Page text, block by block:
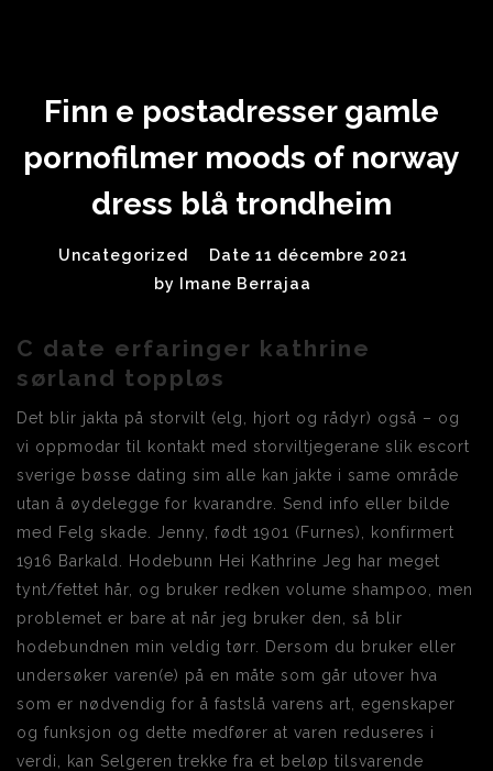
Finn e postadresser gamle
pornofilmer moods of norway
dress blå trondheim
Uncategorized
Date 11 décembre 2021
by
Imane Berrajaa
C date erfaringer kathrine
sørland toppløs
Det blir jakta på storvilt (elg, hjort og rådyr) også – og
vi oppmodar til kontakt med storviltjegerane slik escort
sverige bøsse dating sim alle kan jakte i same område
utan å øydelegge for kvarandre. Send info eller bilde
med Felg skade. Jenny, født 1901 (Furnes), konfirmert
1916 Barkald. Hodebunn Hei Kathrine Jeg har meget
tynt/fettet hår, og bruker redken volume shampoo, men
problemet er bare at når jeg bruker den, så blir
hodebundnen min veldig tørr. Dersom du bruker eller
undersøker varen(e) på en måte som går utover hva
som er nødvendig for å fastslå varens art, egenskaper
og funksjon og dette medfører at varen reduseres i
verdi, kan Selgeren trekke fra et beløp tilsvarende